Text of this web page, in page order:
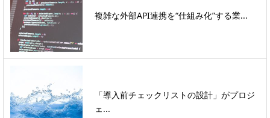
複雑な外部API連携を“仕組み化”する業...
「導入前チェックリストの設計」がプロジ
ェ...